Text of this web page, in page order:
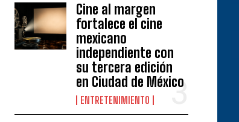
Cine al margen
fortalece el cine
mexicano
independiente con
su tercera edición
en Ciudad de México
ENTRETENIMIENTO